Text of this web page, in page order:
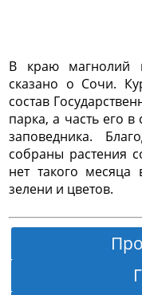
В краю магнолий
сказано о Сочи.
состав
парка, а часть его в
заповедника.
собраны растения
нет такого
зелени и цветов.